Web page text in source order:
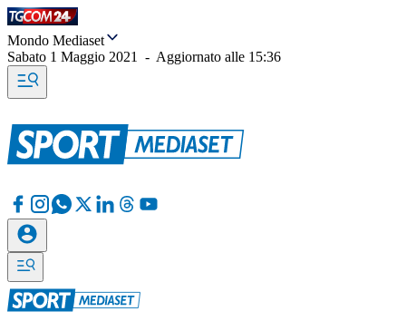
Mondo Mediaset
Sabato 1 Maggio 2021
- Aggiornato alle 15:36